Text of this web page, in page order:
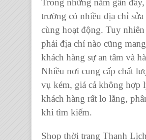
Trong những năm gần
trường có nhiều địa chỉ sửa
cùng hoạt động. Tuy
phải địa chỉ nào cũng
khách hàng sự an tâm và
Nhiều nơi cung cấp chất
vụ kém, giá cả không hợp
khách hàng rất lo lắng,
khi tìm kiếm.
Shop thời trang Thanh